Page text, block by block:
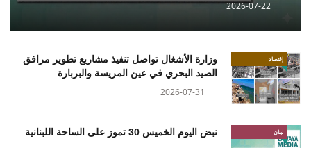
2026-07-22
إقتصاد
وزارة الأشغال تواصل تنفيذ مشاريع تطوير مرافق
الصيد البحري في عين المريسة والبربارة
2026-07-31
لبنان نبض اليوم الخميس 30 تموز على الساحة اللبنانية